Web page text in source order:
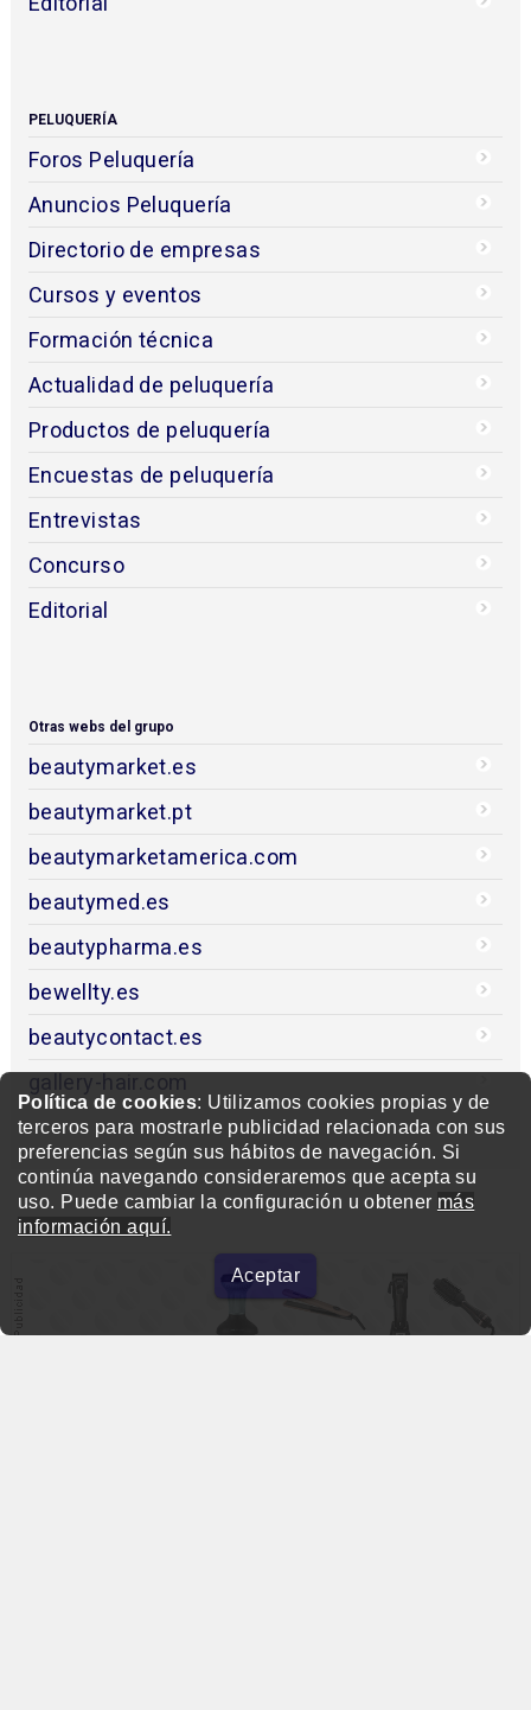
Política de cookies: Utilizamos cookies propias y de
terceros para mostrarle publicidad relacionada con sus
preferencias según sus hábitos de navegación. Si
continúa navegando consideraremos que acepta su
uso. Puede cambiar la configuración u obtener más
información aquí.
Aceptar
PELUQUERÍA
Foros Peluquería
Anuncios Peluquería
Directorio de empresas
Cursos y eventos
Formación técnica
Actualidad de peluquería
Productos de peluquería
Encuestas de peluquería
Entrevistas
Concurso
Editorial
Otras webs del grupo
beautymarket.es
beautymarket.pt
beautymarketamerica.com
beautymed.es
beautypharma.es
bewellty.es
beautycontact.es
gallery-hair.com